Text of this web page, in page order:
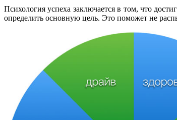
Психология успеха заключается в том, что
определить основную цель. Это поможет не